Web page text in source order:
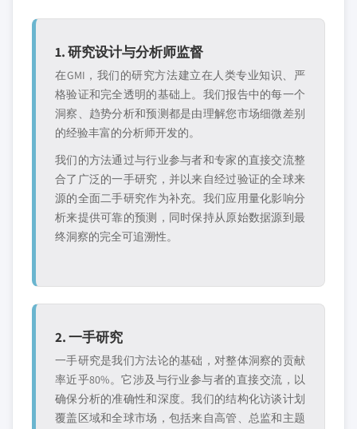
1. 研究设计与分析师监督
在GMI，我们的研究方法建立在人类专业知识、严
格验证和完全透明的基础上。我们报告中的每一个
洞察、趋势分析和预测都是由理解您市场细微差别
的经验丰富的分析师开发的。
我们的方法通过与行业参与者和专家的直接交流整
合了广泛的一手研究，并以来自经过验证的全球来
源的全面二手研究作为补充。我们应用量化影响分
析来提供可靠的预测，同时保持从原始数据源到最
终洞察的完全可追溯性。
2. 一手研究
一手研究是我们方法论的基础，对整体洞察的贡献
率近乎80%。它涉及与行业参与者的直接交流，以
确保分析的准确性和深度。我们的结构化访谈计划
覆盖区域和全球市场，包括来自高管、总监和主题